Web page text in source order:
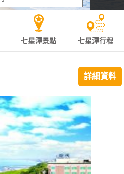
七星潭景點 七星潭行程
詳細資料